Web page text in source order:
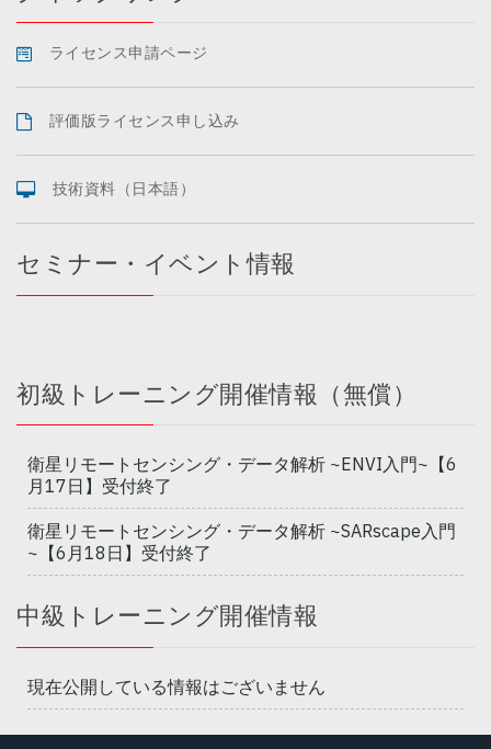
ライセンス申請ページ
評価版ライセンス申し込み
技術資料（日本語）
セミナー・イベント情報
初級トレーニング開催情報（無償）
衛星リモートセンシング・データ解析 ~ENVI入門~【6
月17日】受付終了
衛星リモートセンシング・データ解析 ~SARscape入門
~【6月18日】受付終了
中級トレーニング開催情報
現在公開している情報はございません